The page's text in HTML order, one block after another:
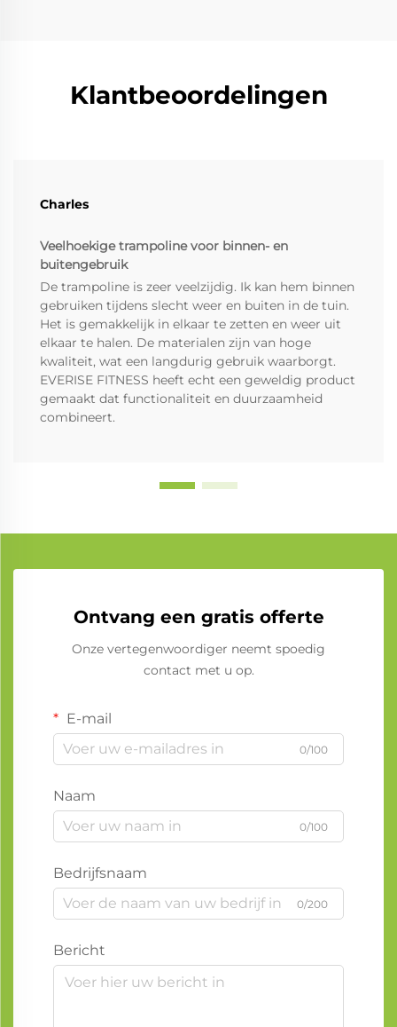
Klantbeoordelingen
Charles
Veelhoekige trampoline voor binnen- en
buitengebruik
De trampoline is zeer veelzijdig. Ik kan hem binnen
gebruiken tijdens slecht weer en buiten in de tuin.
Het is gemakkelijk in elkaar te zetten en weer uit
elkaar te halen. De materialen zijn van hoge
kwaliteit, wat een langdurig gebruik waarborgt.
EVERISE FITNESS heeft echt een geweldig product
gemaakt dat functionaliteit en duurzaamheid
combineert.
Ontvang een gratis offerte
Onze vertegenwoordiger neemt spoedig
contact met u op.
E-mail
0/100
Naam
0/100
Bedrijfsnaam
0/200
Bericht